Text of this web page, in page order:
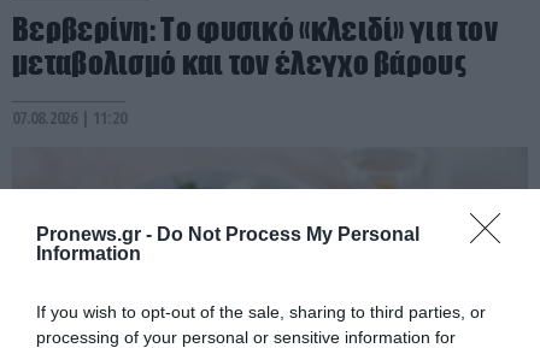
Pronews.gr - Do Not Process My Personal
Information
If you wish to opt-out of the sale, sharing to third parties, or
processing of your personal or sensitive information for
Βερβερίνη: Το φυσικό «κλειδί» για τον
μεταβολισμό και τον έλεγχο βάρους
07.08.2026 | 11:20